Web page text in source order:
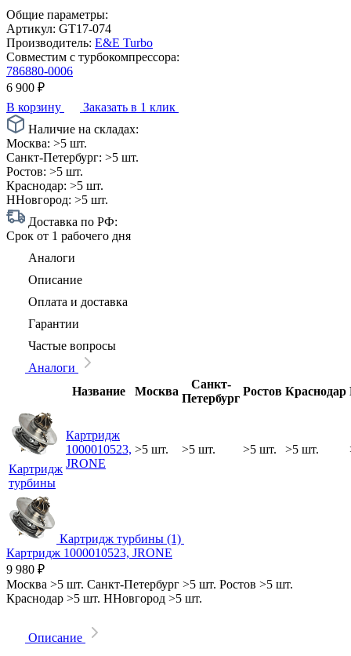
Общие параметры:
Артикул: GT17-074
Производитель: E&E Turbo
Совместим с турбокомпрессора:
786880-0006
6 900 ₽
В корзину
Заказать в 1 клик
Наличие на складах:
Москва: >5 шт.
Санкт-Петербург: >5 шт.
Ростов: >5 шт.
Краснодар: >5 шт.
ННовгород: >5 шт.
Доставка по РФ:
Срок от 1 рабочего дня
Аналоги
Описание
Оплата и доставка
Гарантии
Частые вопросы
Аналоги
Название
Москва
Санкт-
Петербург
Ростов Краснодар
Картридж
турбины
Картридж
1000010523,
JRONE
>5 шт. >5 шт. >5 шт. >5 шт.
Картридж турбины (1)
Картридж 1000010523, JRONE
9 980 ₽
Москва >5 шт. Санкт-Петербург >5 шт. Ростов >5 шт.
Краснодар >5 шт. ННовгород >5 шт.
Описание